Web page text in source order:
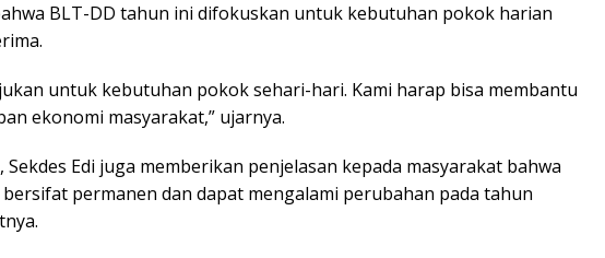
BLT-DD tahun ini difokuskan untuk kebutuhan pokok harian
untuk kebutuhan pokok sehari-hari. Kami harap bisa membantu
ekonomi masyarakat,” ujarnya.
Sekdes Edi juga memberikan penjelasan kepada masyarakat bahwa
permanen dan dapat mengalami perubahan pada tahun